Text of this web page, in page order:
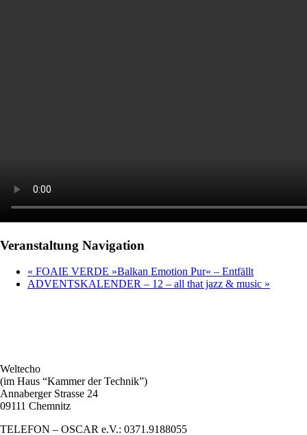
Veranstaltung Navigation
« FOAIE VERDE »Balkan Emotion Pur« – Entfällt
ADVENTSKALENDER – 12 – all that jazz & music »
Weltecho
(im Haus “Kammer der Technik”)
Annaberger Strasse 24
09111 Chemnitz
TELEFON – OSCAR e.V.: 0371.9188055